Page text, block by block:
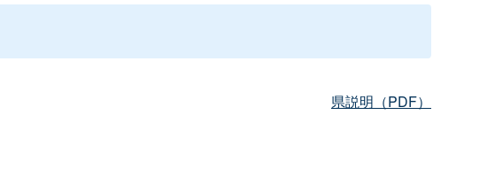
県説明（PDF）